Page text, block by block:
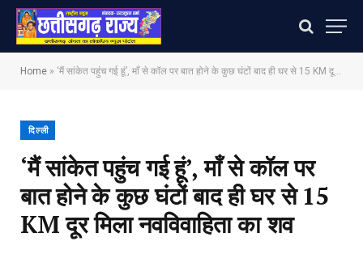
Home » ‘मैं सांकेत पहुंच गई हूं’, माँ से कॉल पर बात होने के कुछ घंटों बाद ही घर से 15 KM दूर मिला नवविवाहिता का शव
दिल्ली
‘मैं सांकेत पहुंच गई हूं’, माँ से कॉल पर
बात होने के कुछ घंटों बाद ही घर से 15
KM दूर मिला नवविवाहिता का शव